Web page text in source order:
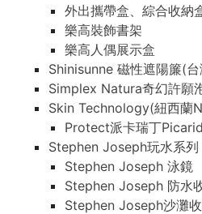
外出攜帶盒、綜合收納
樂高裝飾書架
樂高人偶展示盒
Shinisunne 磁性遮陽簾(
Simplex Natura奇幻許願
Skin Technology(紐西蘭
Protect派卡瑞丁
Stephen Joseph玩水系列
Stephen Joseph 泳鏡
Stephen Joseph 防水
Stephen Joseph沙灘